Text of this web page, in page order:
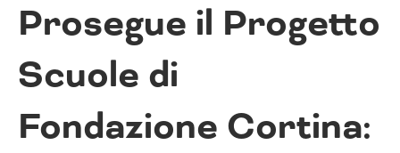
Prosegue il Progetto
Scuole di
Fondazione Cortina: